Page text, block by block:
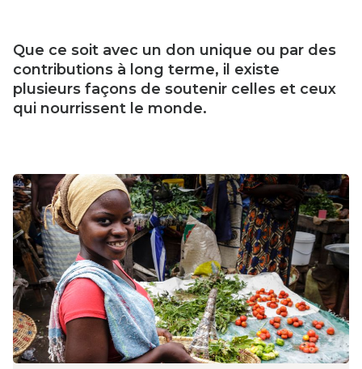
Que ce soit avec un don unique ou par des
contributions à long terme, il existe
plusieurs façons de soutenir celles et ceux
qui nourrissent le monde.